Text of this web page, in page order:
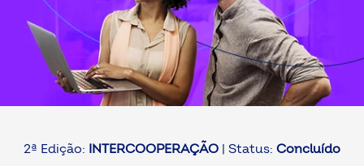
2ª Edição: INTERCOOPERAÇÃO | Status: Concluído